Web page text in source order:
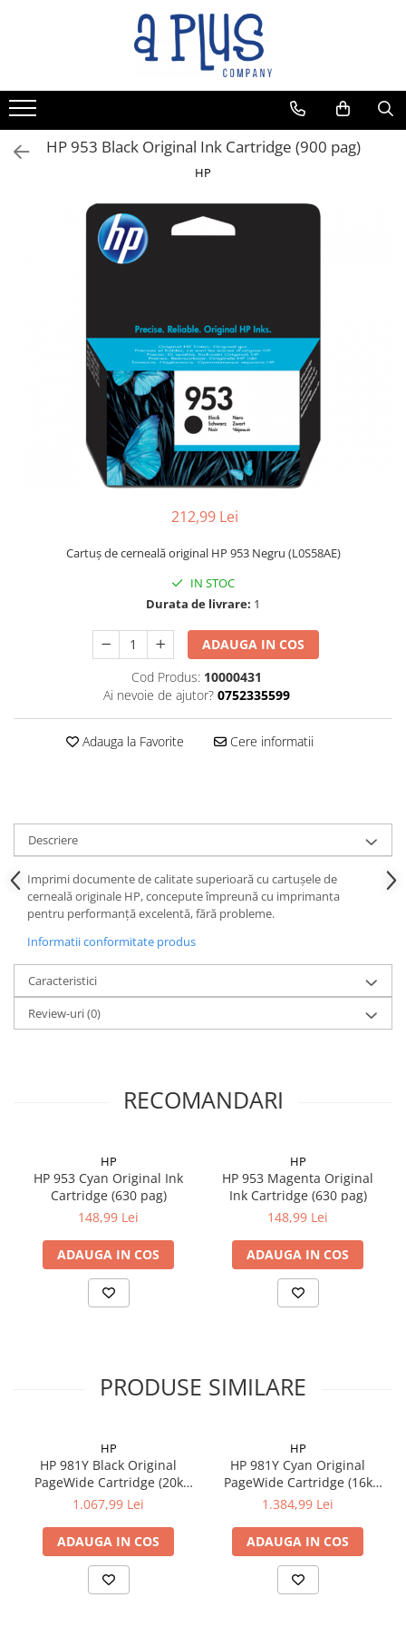
HP 953 Black Original Ink Cartridge (900 pag)
HP
212,99 Lei
Cartuş de cerneală original HP 953 Negru (L0S58AE)
IN STOC
Durata de livrare: 1
ADAUGA IN COS
Cod Produs: 10000431
Ai nevoie de ajutor? 0752335599
Adauga la Favorite Cere informatii
Descriere
Imprimi documente de calitate superioară cu cartuşele de
cerneală originale HP, concepute împreună cu imprimanta
pentru performanţă excelentă, fără probleme.
Informatii conformitate produs
Caracteristici
Review-uri(0)
RECOMANDARI
HP
HP 953 Cyan Original Ink
Cartridge (630 pag)
148,99 Lei
ADAUGA IN COS
HP
HP 953 Magenta Original
Ink Cartridge (630 pag)
148,99 Lei
ADAUGA IN COS
PRODUSE SIMILARE
HP
HP 981Y Black Original
PageWide Cartridge (20k
pag)
1.067,99 Lei
ADAUGA IN COS
HP
HP 981Y Cyan Original
PageWide Cartridge (16k
pag)
1.384,99 Lei
ADAUGA IN COS